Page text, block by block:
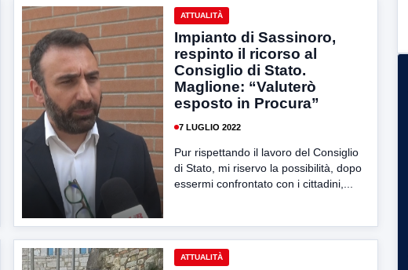
ATTUALITÀ
Impianto di Sassinoro,
respinto il ricorso al
Consiglio di Stato.
Maglione: “Valuterò
esposto in Procura”
7 LUGLIO 2022
Pur rispettando il lavoro del Consiglio
di Stato, mi riservo la possibilità, dopo
essermi confrontato con i cittadini,...
ATTUALITÀ